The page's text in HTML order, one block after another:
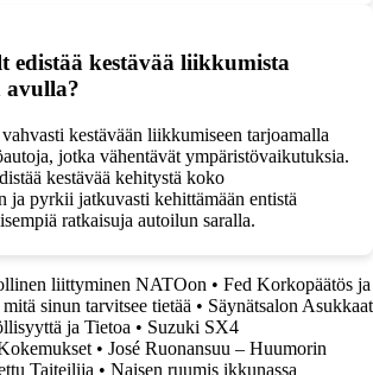
edistää kestävää liikkumista
avulla?
kestävään liikkumiseen tarjoamalla
jotka vähentävät ympäristövaikutuksia.
kestävää kehitystä koko
ja pyrkii jatkuvasti kehittämään entistä
ratkaisuja autoilun saralla.
liittyminen NATOon • Fed Korkopäätös ja
sinun tarvitsee tietää • Säynätsalon Asukkaat
ja Tietoa • Suzuki SX4
• José Ruonansuu – Huumorin
Taiteilija • Naisen ruumis ikkunassa